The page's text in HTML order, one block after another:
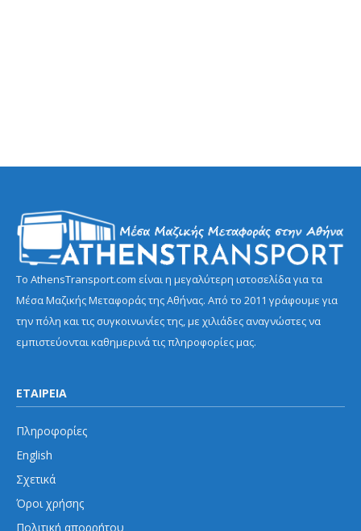
Το AthensTransport.com είναι η μεγαλύτερη ιστοσελίδα για τα
Μέσα Μαζικής Μεταφοράς της Αθήνας. Από το 2011 γράφουμε για
την πόλη και τις συγκοινωνίες της, με χιλιάδες αναγνώστες να
εμπιστεύονται καθημερινά τις πληροφορίες μας.
ΕΤΑΙΡΕΙΑ
Πληροφορίες
English
Σχετικά
Όροι χρήσης
Πολιτική απορρήτου